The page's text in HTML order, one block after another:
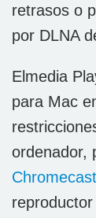
retrasos o
por DLNA
Elmedia
para Mac
ordenador,